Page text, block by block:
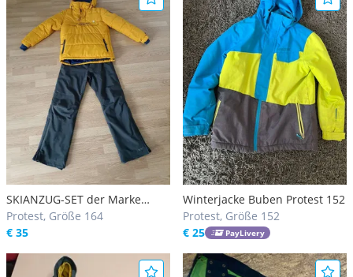
SKIANZUG-SET der Marke
PROTEST
Protest, Größe 164
€ 35
Winterjacke Buben Protest 152
Protest, Größe 152
€ 25
PayLivery